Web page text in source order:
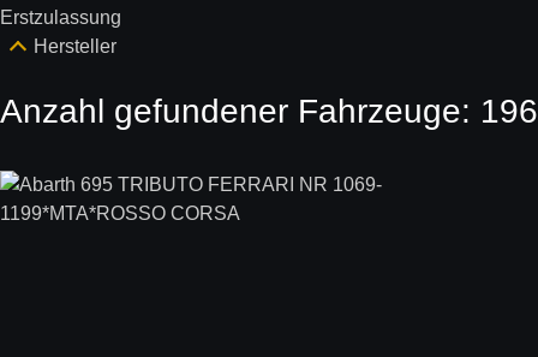
Erstzulassung
Hersteller
Anzahl gefundener Fahrzeuge: 196